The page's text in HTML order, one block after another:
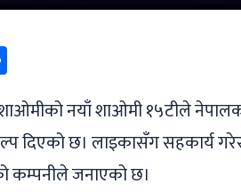
शाओमीको नयाँ शाओमी १५टीले
दिएको छ। लाइकासँग सहकार्य
कम्पनीले जनाएको छ।